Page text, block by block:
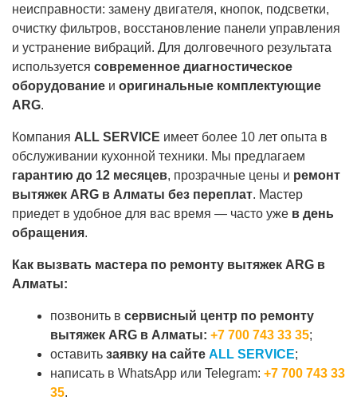
неисправности: замену двигателя, кнопок, подсветки,
очистку фильтров, восстановление панели управления
и устранение вибраций. Для долговечного результата
используется современное диагностическое
оборудование и оригинальные комплектующие
ARG.
Компания ALL SERVICE имеет более 10 лет опыта в
обслуживании кухонной техники. Мы предлагаем
гарантию до 12 месяцев, прозрачные цены и ремонт
вытяжек ARG в Алматы без переплат. Мастер
приедет в удобное для вас время — часто уже в день
обращения.
Как вызвать мастера по ремонту вытяжек ARG в
Алматы:
позвонить в сервисный центр по ремонту
вытяжек ARG в Алматы: +7 700 743 33 35;
оставить заявку на сайте ALL SERVICE;
написать в WhatsApp или Telegram: +7 700 743 33
35.